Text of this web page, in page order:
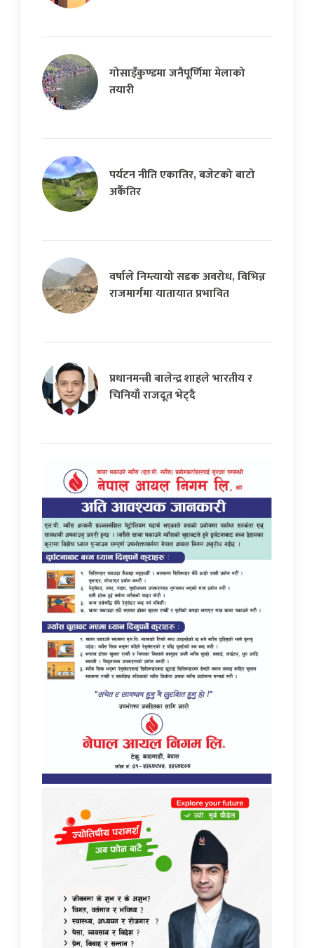
गोसाइँकुण्डमा जनैपूर्णिमा मेलाको
तयारी
पर्यटन नीति एकातिर, बजेटको बाटो
अर्कैतिर
वर्षाले निम्त्यायो सडक अवरोध, विभिन्न
राजमार्गमा यातायात प्रभावित
प्रधानमन्त्री बालेन्द्र शाहले भारतीय र
चिनियाँ राजदूत भेट्दै